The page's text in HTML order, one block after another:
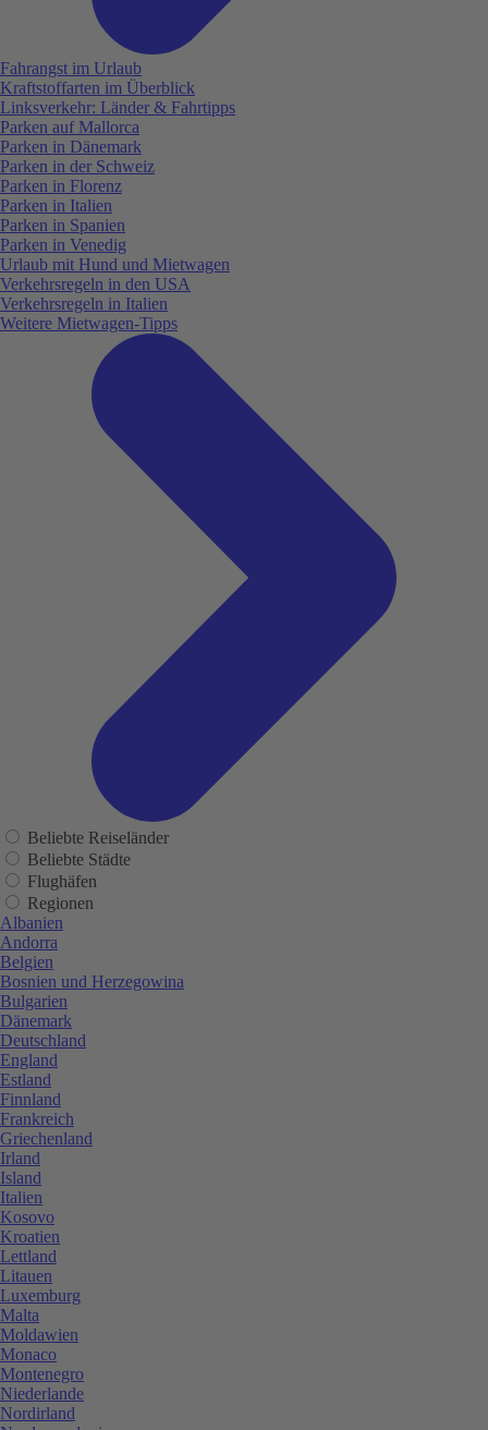
Fahrangst im Urlaub
Kraftstoffarten im Überblick
Linksverkehr: Länder & Fahrtipps
Parken auf Mallorca
Parken in Dänemark
Parken in der Schweiz
Parken in Florenz
Parken in Italien
Parken in Spanien
Parken in Venedig
Urlaub mit Hund und Mietwagen
Verkehrsregeln in den USA
Verkehrsregeln in Italien
Weitere Mietwagen-Tipps
Beliebte Reiseländer
Beliebte Städte
Flughäfen
Regionen
Albanien
Andorra
Belgien
Bosnien und Herzegowina
Bulgarien
Dänemark
Deutschland
England
Estland
Finnland
Frankreich
Griechenland
Irland
Island
Italien
Kosovo
Kroatien
Lettland
Litauen
Luxemburg
Malta
Moldawien
Monaco
Montenegro
Niederlande
Nordirland